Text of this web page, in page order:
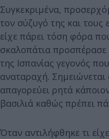
Συγκεκριμένα,
τον σύζυγό της και
είχε πάρει τόση φόρα
σκαλοπάτια προσπέρασε
της Ισπανίας γεγονός
αναταραχή.
απαγορεύει ρητά
βασιλιά καθώς πρέπει
Όταν αντιλήφθηκε τι